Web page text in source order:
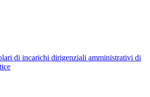
di incarichi dirigenziali amministrativi di